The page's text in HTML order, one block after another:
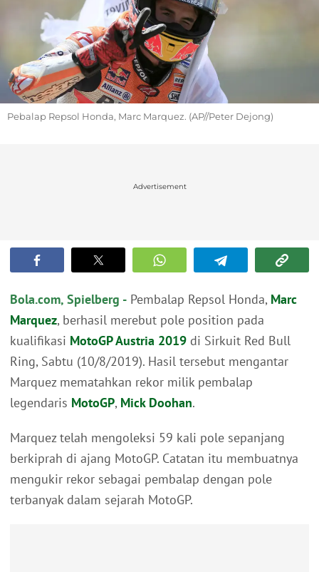
Pebalap Repsol Honda, Marc Marquez. (AP//Peter Dejong)
Advertisement
Bola.com, Spielberg - Pembalap Repsol Honda, Marc
Marquez, berhasil merebut pole position pada
kualifikasi MotoGP Austria 2019 di Sirkuit Red Bull
Ring, Sabtu (10/8/2019). Hasil tersebut mengantar
Marquez mematahkan rekor milik pembalap
legendaris MotoGP, Mick Doohan.
Marquez telah mengoleksi 59 kali pole sepanjang
berkiprah di ajang MotoGP. Catatan itu membuatnya
mengukir rekor sebagai pembalap dengan pole
terbanyak dalam sejarah MotoGP.